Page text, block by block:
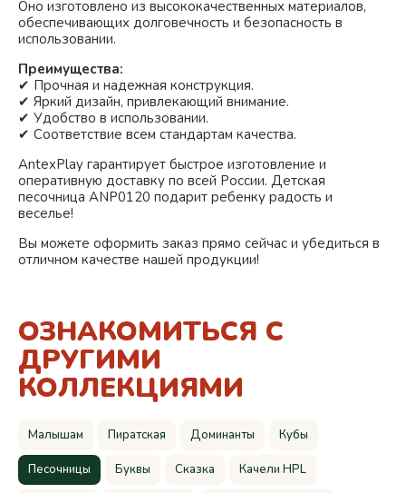
Оно изготовлено из высококачественных материалов,
обеспечивающих долговечность и безопасность в
использовании.
Преимущества:
✔ Прочная и надежная конструкция.
✔ Яркий дизайн, привлекающий внимание.
✔ Удобство в использовании.
✔ Соответствие всем стандартам качества.
AntexPlay гарантирует быстрое изготовление и
оперативную доставку по всей России. Детская
песочница ANP0120 подарит ребенку радость и
веселье!
Вы можете оформить заказ прямо сейчас и убедиться в
отличном качестве нашей продукции!
ОЗНАКОМИТЬСЯ С
ДРУГИМИ
КОЛЛЕКЦИЯМИ
Малышам Пиратская Доминанты Кубы
Песочницы Буквы Сказка Качели HPL